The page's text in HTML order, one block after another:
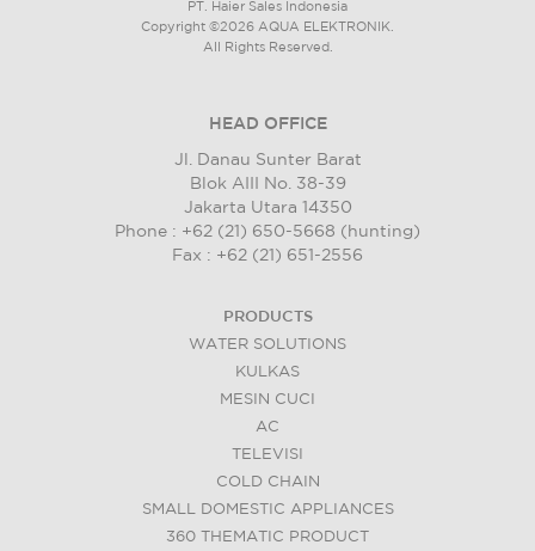
PT. Haier Sales Indonesia
Copyright ©2026 AQUA ELEKTRONIK.
All Rights Reserved.
HEAD OFFICE
Jl. Danau Sunter Barat
Blok AIII No. 38-39
Jakarta Utara 14350
Phone : +62 (21) 650-5668 (hunting)
Fax : +62 (21) 651-2556
PRODUCTS
WATER SOLUTIONS
KULKAS
MESIN CUCI
AC
TELEVISI
COLD CHAIN
SMALL DOMESTIC APPLIANCES
360 THEMATIC PRODUCT